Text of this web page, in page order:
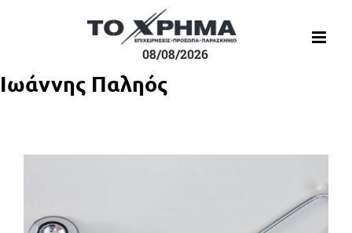
08/08/2026
Ιωάννης Παληός